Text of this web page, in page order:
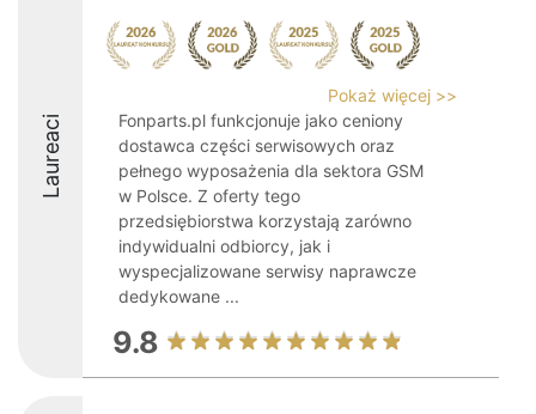
Laureaci
Pokaż więcej >>
Fonparts.pl funkcjonuje jako ceniony
dostawca części serwisowych oraz
pełnego wyposażenia dla sektora GSM
w Polsce. Z oferty tego
przedsiębiorstwa korzystają zarówno
indywidualni odbiorcy, jak i
wyspecjalizowane serwisy naprawcze
dedykowane ...
9.8